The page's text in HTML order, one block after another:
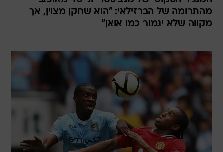
מהתרומה של הברזילאי: "הוא שחקן מצוין, אך
מקווה שלא יגמור כמו אואן"